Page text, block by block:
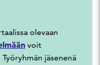
ssa olevaan
voit
jäsenenä